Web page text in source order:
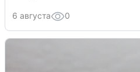
6 августа 0